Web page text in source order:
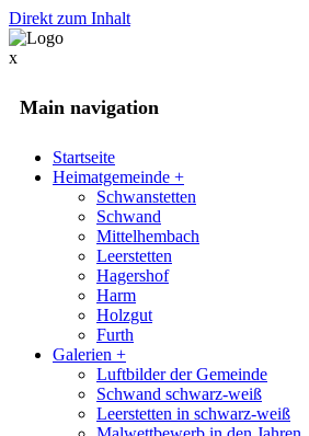
Direkt zum Inhalt
x
Main navigation
Startseite
Heimatgemeinde +
Schwanstetten
Schwand
Mittelhembach
Leerstetten
Hagershof
Harm
Holzgut
Furth
Galerien +
Luftbilder der Gemeinde
Schwand schwarz-weiß
Leerstetten in schwarz-weiß